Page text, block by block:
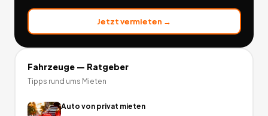
Jetzt vermieten →
Fahrzeuge— Ratgeber
Tipps rund ums Mieten
Auto von privat mieten